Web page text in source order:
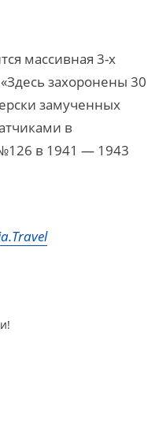
массивная 3-х
захоронены 30
замученных
в
в 1941 — 1943